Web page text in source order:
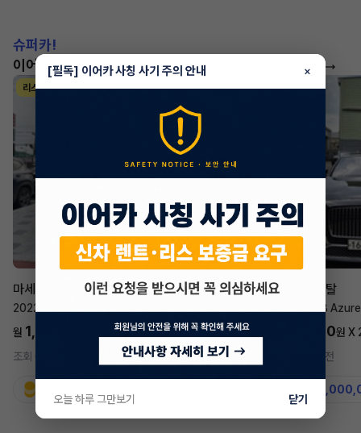
슈퍼카!
이어카에서 좋은 조건으로 만나보세요
더 보기
리스
승계 매니저
한태현
마세라티 르반떼
2022년
월 1,697,700 원 X24개월
조회 655
리스
벤틀리 컨티넨탈
4.0 V8 Azure
5,577,270원 X
1주 전
[필독] 이어카 사칭 사기 주의 안내 ×
오늘 하루 그만보기 닫기